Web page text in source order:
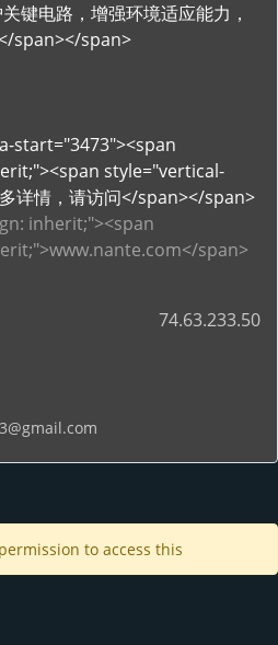
键电路，增强环境适应能力，
span></span>
start="3473"><span
style="vertical-
详情，请访问</span></span>
inherit;"><span
span>
74.63.233.50
to access this